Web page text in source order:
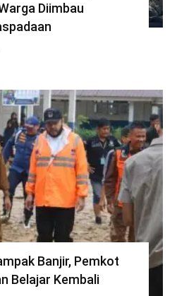
Diimbau
Banjir, Pemkot
Belajar Kembali